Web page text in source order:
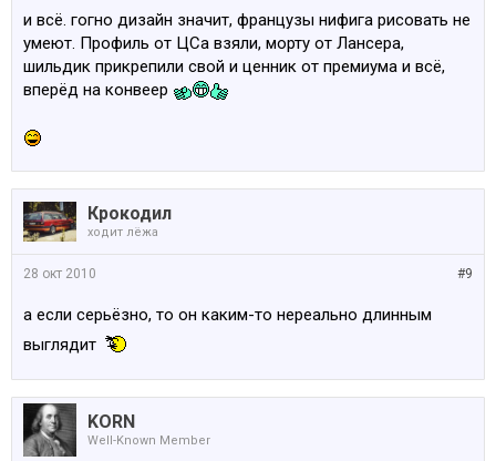
и всё. гогно дизайн значит, французы нифига рисовать не
умеют. Профиль от ЦСа взяли, морту от Лансера,
шильдик прикрепили свой и ценник от премиума и всё,
вперёд на конвеер
Крокодил
ходит лёжа
#9
28 окт 2010
а если серьёзно, то он каким-то нереально длинным
выглядит
KORN
Well-Known Member